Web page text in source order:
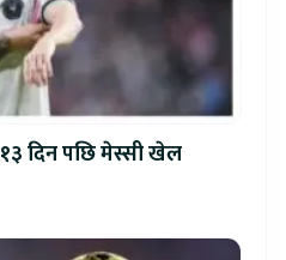
दिन पछि मेस्सी खेल